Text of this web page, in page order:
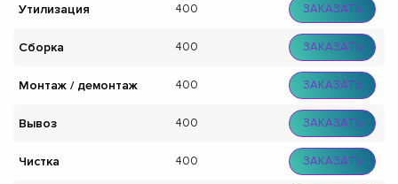
Утилизация 400 ЗАКАЗАТЬ
Сборка 400 ЗАКАЗАТЬ
Монтаж / демонтаж 400 ЗАКАЗАТЬ
Вывоз 400 ЗАКАЗАТЬ
Чистка 400 ЗАКАЗАТЬ